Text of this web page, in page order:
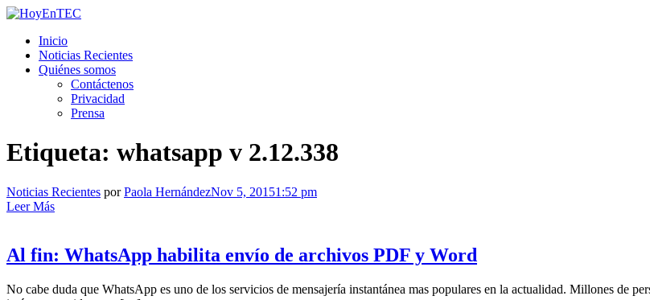
Saltar
contenido.
Inicio
Noticias Recientes
Quiénes somos
Contáctenos
Privacidad
Prensa
Etiqueta: whatsapp v 2.12.338
Noticias Recientes porPaola HernándezNov 5, 20151:52 pm
Leer Más
Al fin: WhatsApp habilita envío de archivos PDF y Word
No cabe duda que WhatsApp es uno de los servicios de mensajería instantánea mas populares en la actualidad. Millones de